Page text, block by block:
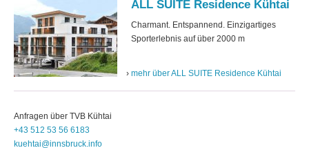
ALL SUITE Residence Kühtai
Charmant. Entspannend. Einzigartiges
Sporterlebnis auf über 2000 m
mehr über ALL SUITE Residence Kühtai
Anfragen über TVB Kühtai
+43 512 53 56 6183
kuehtai@innsbruck.info